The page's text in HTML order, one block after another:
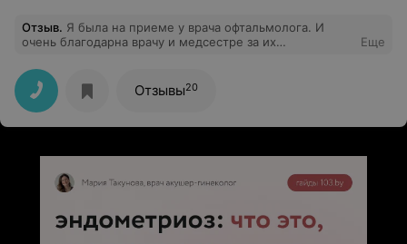
Отзыв. Я была на приеме у врача офтальмолога. И
очень благодарна врачу и медсестре за их
им большое за их труд.
Еще
Отзывы20